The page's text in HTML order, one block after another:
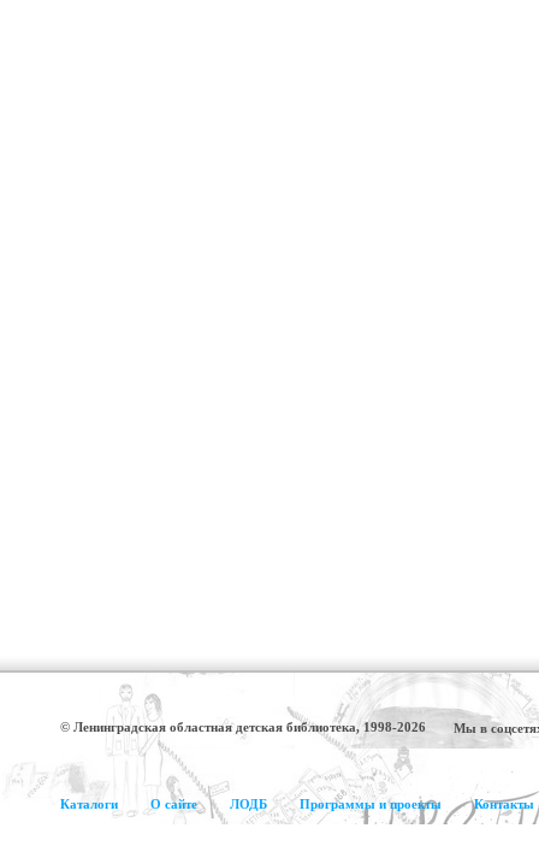
© Ленинградская областная детская библиотека, 1998-2026 Мы в
Каталоги О сайте ЛОДБ Программы и проекты Контакты